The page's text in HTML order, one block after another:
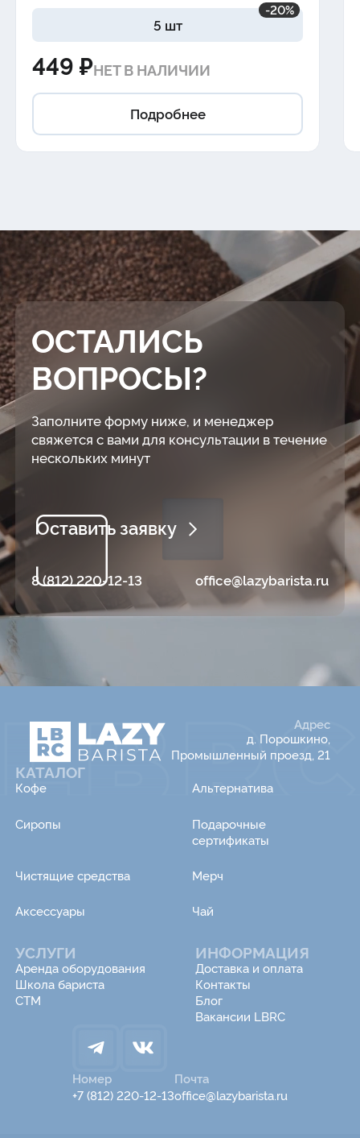
5 шт
-20%
449 ₽НЕТ В НАЛИЧИИ
Подробнее
ОСТАЛИСЬ
ВОПРОСЫ?
Заполните форму ниже, и менеджер
свяжется с вами для консультации в течение
нескольких минут
Оставить заявку
8 (812) 220-12-13 office@lazybarista.ru
Адрес
д. Порошкино,
Промышленный проезд, 21
КАТАЛОГ
Кофе Альтернатива
Сиропы
Подарочные
сертификаты
Чистящие средства Мерч
Аксессуары Чай
УСЛУГИ
Аренда оборудования
Школа бариста
СТМ
ИНФОРМАЦИЯ
Доставка и оплата
Контакты
Блог
Вакансии LBRC
Номер
+7 (812) 220-12-13
Почта
office@lazybarista.ru